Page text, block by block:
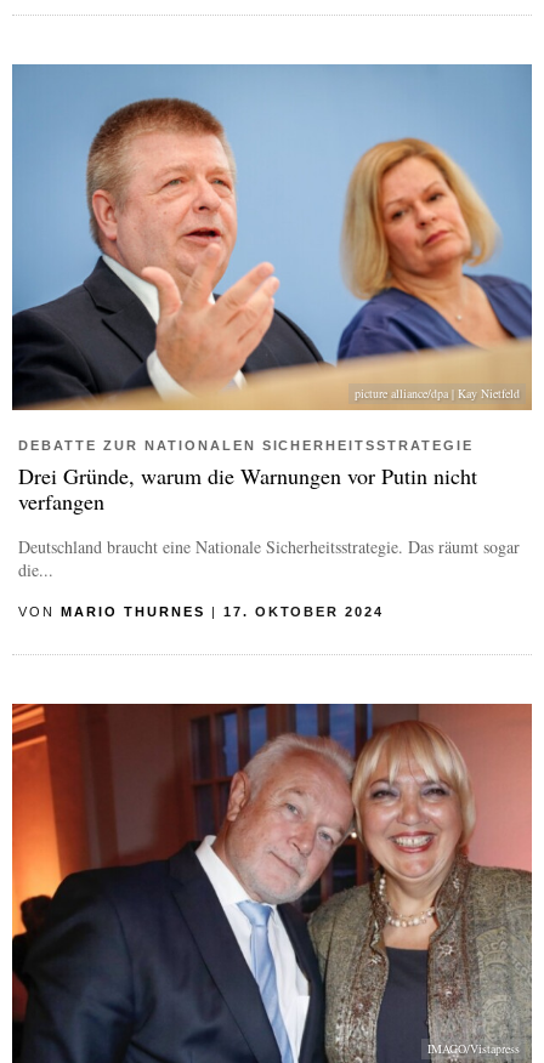
picture alliance/dpa | Kay Nietfeld
DEBATTE ZUR NATIONALEN SICHERHEITSSTRATEGIE
Drei Gründe, warum die Warnungen vor Putin nicht
verfangen
Deutschland braucht eine Nationale Sicherheitsstrategie. Das räumt sogar
die...
VON MARIO THURNES | 17. OKTOBER 2024
IMAGO/Vistapress